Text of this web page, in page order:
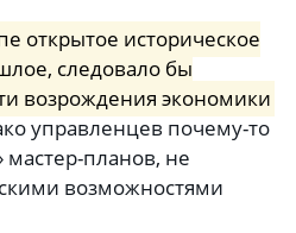
открытое историческое
следовало бы
возрождения экономики
управленцев почему-то
мастер-планов, не
возможностями